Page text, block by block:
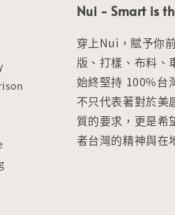
Nui - Smart is
穿上Nui，賦予你
版、打樣、布料、
始終堅持 100%台
不只代表著對於美
質的要求，更是希
者台灣的精神與在